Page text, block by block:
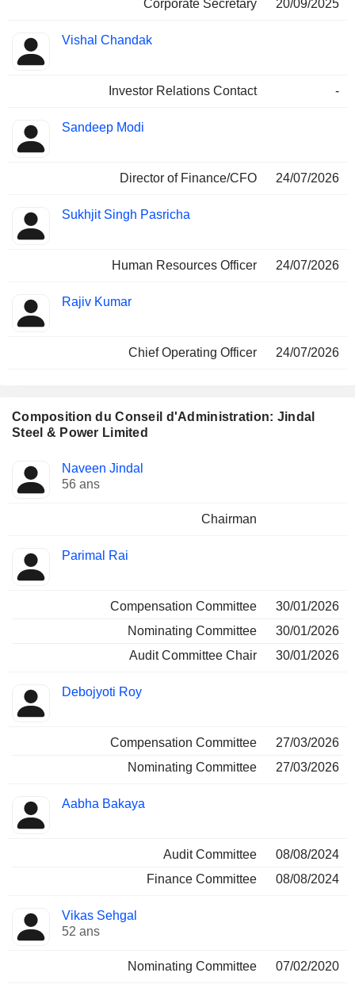
Corporate Secretary
20/09/2025
Vishal Chandak
Investor Relations Contact -
Sandeep Modi
Director of Finance/CFO 24/07/2026
Sukhjit Singh Pasricha
Human Resources Officer 24/07/2026
Rajiv Kumar
Chief Operating Officer 24/07/2026
Composition du Conseil d'Administration: Jindal
Steel & Power Limited
Administrateur Comités
Naveen Jindal
56 ans
Chairman
Parimal Rai
Compensation Committee
30/01/2026
Nominating Committee
30/01/2026
Audit Committee Chair
30/01/2026
Debojyoti Roy
Compensation Committee
27/03/2026
Nominating Committee
27/03/2026
Aabha Bakaya
Audit Committee
08/08/2024
Finance Committee
08/08/2024
Vikas Sehgal
52 ans
Nominating Committee 07/02/2020